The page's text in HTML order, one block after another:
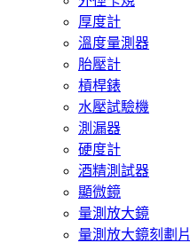
厚度計
溫度量測器
胎壓計
槓桿錶
水壓試驗機
測漏器
硬度計
酒精測試器
顯微鏡
量測放大鏡
量測放大鏡刻劃片